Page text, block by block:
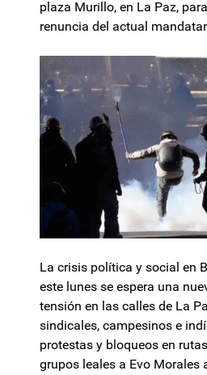
plaza Murillo, en La Paz,
renuncia del actual
La crisis política y social en
este lunes se espera una
tensión en las calles de La
sindicales, campesinos e
protestas y bloqueos en
grupos leales a Evo Morales